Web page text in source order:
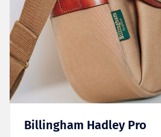
Billingham Hadley Pro